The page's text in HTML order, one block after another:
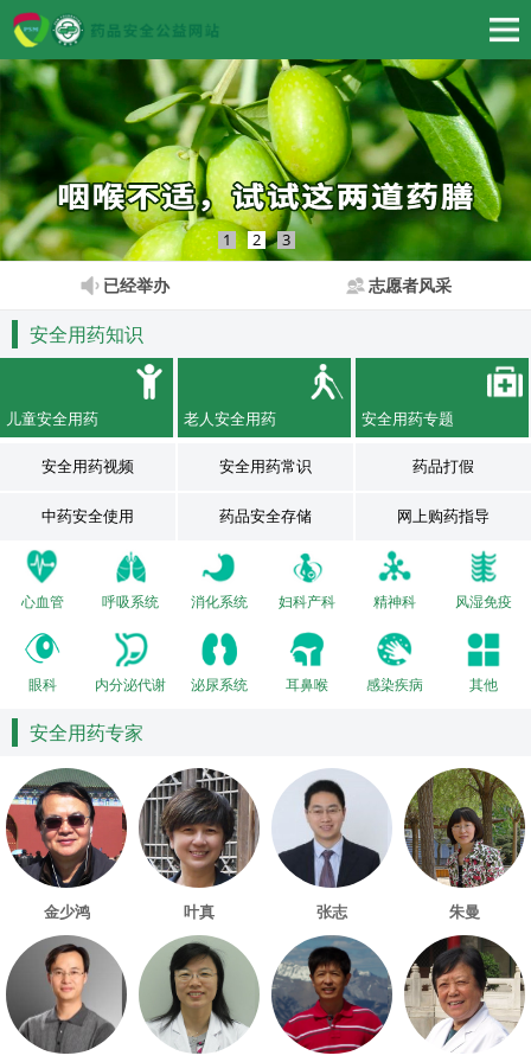
1 2 3
已经举办 志愿者风采
安全用药知识
儿童安全用药 老人安全用药 安全用药专题
安全用药视频 安全用药常识 药品打假
中药安全使用 药品安全存储 网上购药指导
心血管 呼吸系统 消化系统 妇科产科 精神科 风湿免疫
眼科 内分泌代谢 泌尿系统 耳鼻喉 感染疾病 其他
安全用药专家
金少鸿 叶真 张志 朱曼